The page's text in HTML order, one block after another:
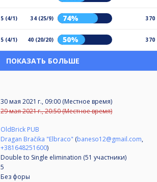
5 (4/1) 34 (25/9) 74% 370
5 (4/1) 40 (20/20) 50% 370
ПОКАЗАТЬ БОЛЬШЕ
30 мая 2021 г., 09:00 (Местное время)
29 мая 2021 г., 20:50 (Местное время)
OldBrick PUB
Dragan Bračika "Elbraco" (baneso12@gmail.com,
+381648251600)
Double to Single elimination (51 участники)
5
Без форы